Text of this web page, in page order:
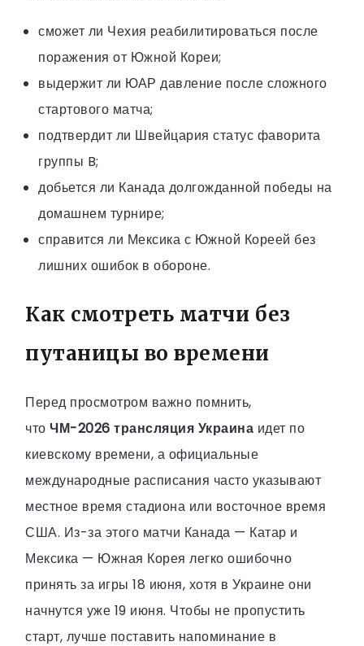
сможет ли Чехия реабилитироваться после
поражения от Южной Кореи;
выдержит ли ЮАР давление после сложного
стартового матча;
подтвердит ли Швейцария статус фаворита
группы B;
добьется ли Канада долгожданной победы на
домашнем турнире;
справится ли Мексика с Южной Кореей без
лишних ошибок в обороне.
Как смотреть матчи без
путаницы во времени
Перед просмотром важно помнить,
что ЧМ-2026 трансляция Украина идет по
киевскому времени, а официальные
международные расписания часто указывают
местное время стадиона или восточное время
США. Из-за этого матчи Канада — Катар и
Мексика — Южная Корея легко ошибочно
принять за игры 18 июня, хотя в Украине они
начнутся уже 19 июня. Чтобы не пропустить
старт, лучше поставить напоминание в